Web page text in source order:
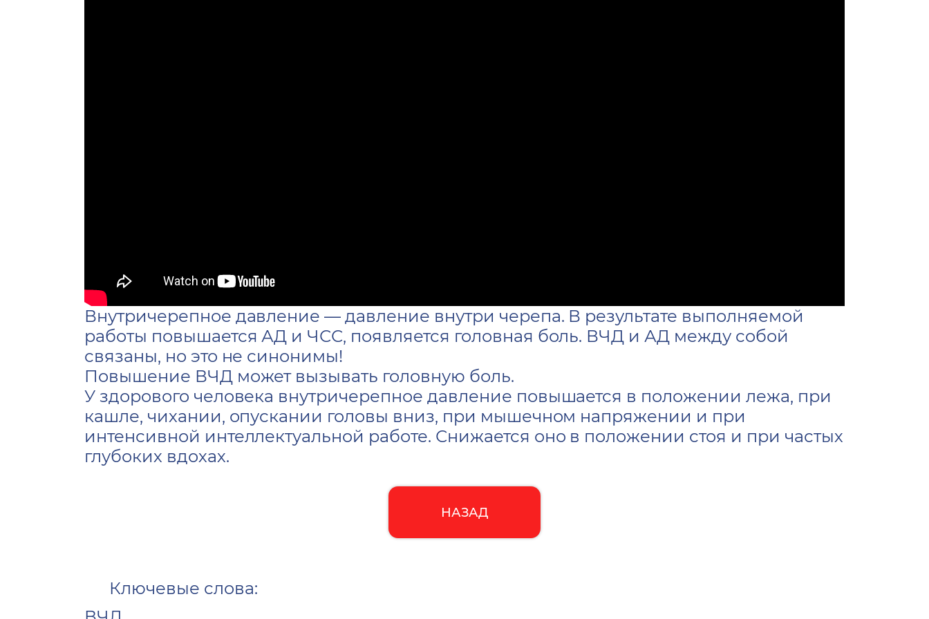
Внутричерепное давление — давление внутри черепа. В результате выполняемой
работы повышается АД и ЧСС, появляется головная боль. ВЧД и АД между собой
связаны, но это не синонимы!
Повышение ВЧД может вызывать головную боль.
У здорового человека внутричерепное давление повышается в положении лежа, при
кашле, чихании, опускании головы вниз, при мышечном напряжении и при
интенсивной интеллектуальной работе. Снижается оно в положении стоя и при частых
глубоких вдохах.
НАЗАД
Ключевые слова: